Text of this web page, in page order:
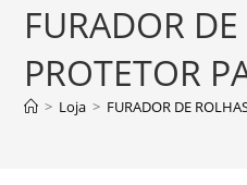
FURADOR
PROTETOR
> Loja > FURADOR DE